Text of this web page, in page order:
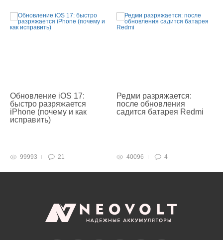
Обновление iOS 17:
быстро разряжается
iPhone (почему и как
исправить)
99993 21
Редми разряжается:
после обновления
садится батарея Redmi
40096 4